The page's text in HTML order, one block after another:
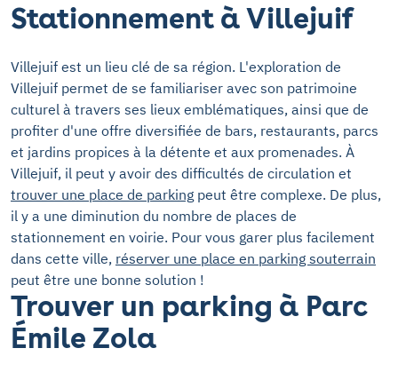
Stationnement à Villejuif
Villejuif est un lieu clé de sa région. L'exploration de
Villejuif permet de se familiariser avec son patrimoine
culturel à travers ses lieux emblématiques, ainsi que de
profiter d'une offre diversifiée de bars, restaurants, parcs
et jardins propices à la détente et aux promenades. À
Villejuif, il peut y avoir des difficultés de circulation et
trouver une place de parking peut être complexe. De plus,
il y a une diminution du nombre de places de
stationnement en voirie. Pour vous garer plus facilement
dans cette ville, réserver une place en parking souterrain
peut être une bonne solution !
Trouver un parking à Parc
Émile Zola